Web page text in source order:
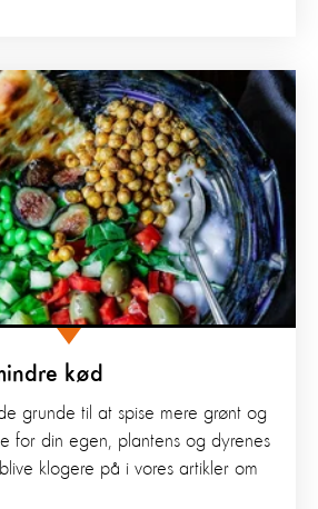
kød
grunde til at spise mere grønt og
for din egen, plantens og dyrenes
klogere på i vores artikler om